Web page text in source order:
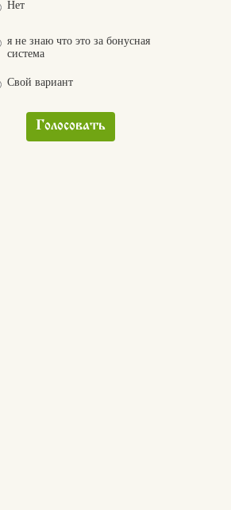
Нет
я не знаю что это за бонусная
система
Свой вариант
Голосовать